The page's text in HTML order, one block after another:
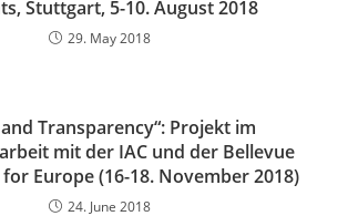
Stuttgart, 5-10. August 2018
29. May 2018
Transparency“: Projekt im
mit der IAC und der Bellevue
Europe (16-18. November 2018)
24. June 2018